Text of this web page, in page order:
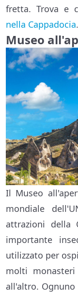
fretta. Trova e
nella Cappadocia.
Museo
Il Museo
mondiale
attrazioni della
importante
utilizzato per
molti
all'altro.